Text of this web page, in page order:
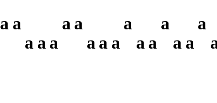
a a
a a a
a a
a a
a
a a
a
a a
a